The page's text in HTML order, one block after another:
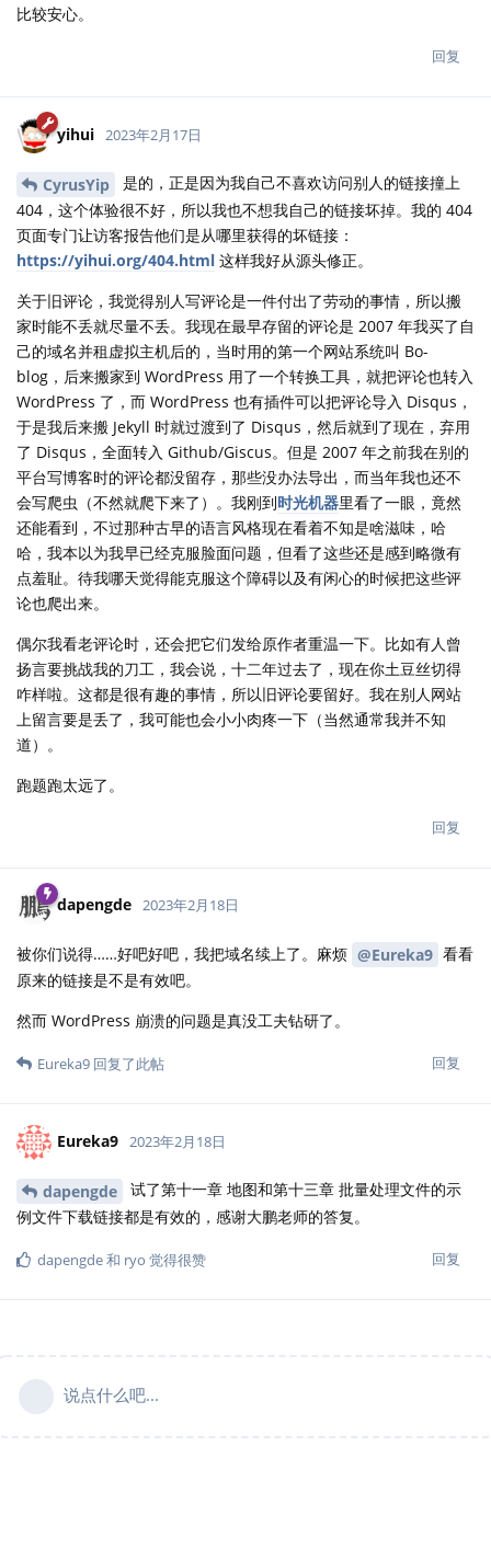
比较安心。
回复
yihui 2023年2月17日
CyrusYip
是的，正是因为我自己不喜欢访问别人的链接撞上
404，这个体验很不好，所以我也不想我自己的链接坏掉。我的 404
页面专门让访客报告他们是从哪里获得的坏链接：
https://yihui.org/404.html 这样我好从源头修正。
关于旧评论，我觉得别人写评论是一件付出了劳动的事情，所以搬
家时能不丢就尽量不丢。我现在最早存留的评论是 2007 年我买了自
己的域名并租虚拟主机后的，当时用的第一个网站系统叫 Bo-
blog，后来搬家到 WordPress 用了一个转换工具，就把评论也转入
WordPress 了，而 WordPress 也有插件可以把评论导入 Disqus，
于是我后来搬 Jekyll 时就过渡到了 Disqus，然后就到了现在，弃用
了 Disqus，全面转入 Github/Giscus。但是 2007 年之前我在别的
平台写博客时的评论都没留存，那些没办法导出，而当年我也还不
会写爬虫（不然就爬下来了）。我刚到时光机器里看了一眼，竟然
还能看到，不过那种古早的语言风格现在看着不知是啥滋味，哈
哈，我本以为我早已经克服脸面问题，但看了这些还是感到略微有
点羞耻。待我哪天觉得能克服这个障碍以及有闲心的时候把这些评
论也爬出来。
偶尔我看老评论时，还会把它们发给原作者重温一下。比如有人曾
扬言要挑战我的刀工，我会说，十二年过去了，现在你土豆丝切得
咋样啦。这都是很有趣的事情，所以旧评论要留好。我在别人网站
上留言要是丢了，我可能也会小小肉疼一下（当然通常我并不知
道）。
跑题跑太远了。
回复
dapengde 2023年2月18日
被你们说得……好吧好吧，我把域名续上了。麻烦 @Eureka9 看看
原来的链接是不是有效吧。
然而 WordPress 崩溃的问题是真没工夫钻研了。
回复
Eureka9 回复了此帖
Eureka9 2023年2月18日
dapengde
试了第十一章 地图和第十三章 批量处理文件的示
例文件下载链接都是有效的，感谢大鹏老师的答复。
回复
dapengde和 ryo 觉得很赞
说点什么吧...